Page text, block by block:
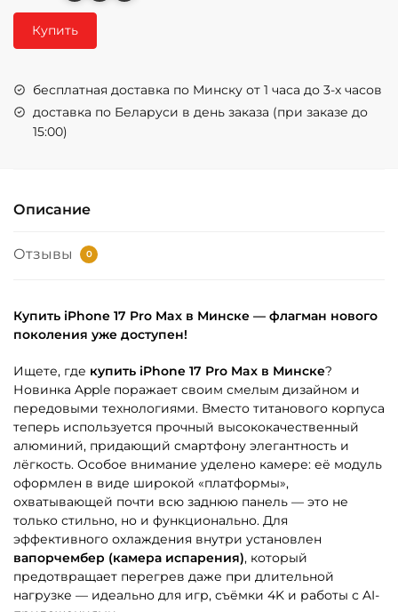
Купить
бесплатная доставка по Минску от 1 часа до 3-х часов
доставка по Беларуси в день заказа (при заказе до
15:00)
Описание
Отзывы 0
Купить iPhone 17 Pro Max в Минске — флагман нового
поколения уже доступен!
Ищете, где купить iPhone 17 Pro Max в Минске?
Новинка Apple поражает своим смелым дизайном и
передовыми технологиями. Вместо титанового корпуса
теперь используется прочный высококачественный
алюминий, придающий смартфону элегантность и
лёгкость. Особое внимание уделено камере: её модуль
оформлен в виде широкой «платформы»,
охватывающей почти всю заднюю панель — это не
только стильно, но и функционально. Для
эффективного охлаждения внутри установлен
вапорчембер (камера испарения), который
предотвращает перегрев даже при длительной
нагрузке — идеально для игр, съёмки 4K и работы с AI-